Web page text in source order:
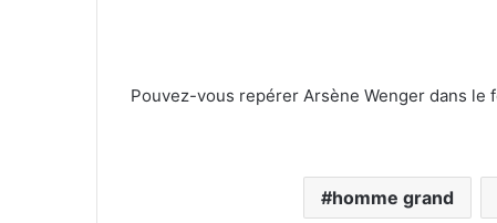
Pouvez-vous repérer Arsène Wenger dans le
homme grand